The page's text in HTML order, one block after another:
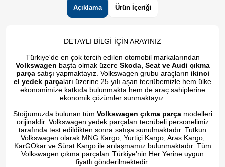
Açıklama Ürün İçeriği
DETAYLI BİLGİ İÇİN ARAYINIZ
Türkiye'de en çok tercih edilen otomobil markalarından
Volkswagen başta olmak üzere Skoda, Seat ve Audi çıkma
parçasatışı yapmaktayız. Volkswagen grubu araçların ikinci
el yedek parçaları üzerine 25 yılı aşan tecrübemizle hem ülke
ekonomimize katkıda bulunmakta hem de araç sahiplerine
ekonomik çözümler sunmaktayız.
Stoğumuzda bulunan tüm Volkswagen çıkma parçamodelleri
orijinaldir. Volkswagen yedek parçaları tecrübeli personelimiz
tarafında test edildikten sonra satışa sunulmaktadır. Tutkun
Volkswagen olarak MNG Kargo, Yurtiçi Kargo, Aras Kargo,
KarGOkar ve Sürat Kargo ile anlaşmamız bulunmaktadır. Tüm
Volkswagen çıkma parçaları Türkiye'nin Her Yerine uygun
fiyatlı gönderilmektedir.